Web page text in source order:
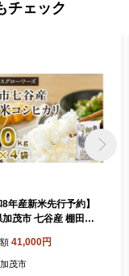
チェック
8年産新米先行予約】
茂市 七谷産 棚田米
月上旬～順次出荷》
株）ライスグローワ
41,000円
茂市